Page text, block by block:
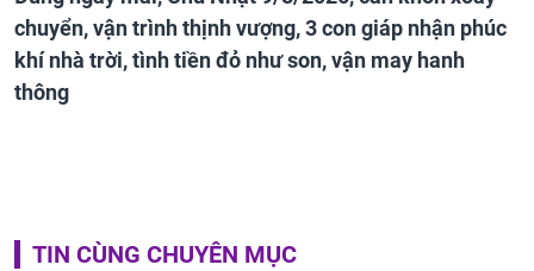
chuyển, vận trình thịnh vượng, 3 con giáp nhận phúc
khí nhà trời, tình tiền đỏ như son, vận may hanh
thông
TIN CÙNG CHUYÊN MỤC